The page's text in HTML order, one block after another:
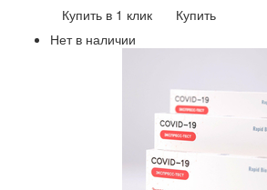
Купить в 1 клик
Купить
Нет в наличии